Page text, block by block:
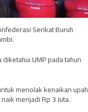
Serikat Buruh
UMP pada tahun
menolak kenaikan upah
menjadi Rp 3 Juta.